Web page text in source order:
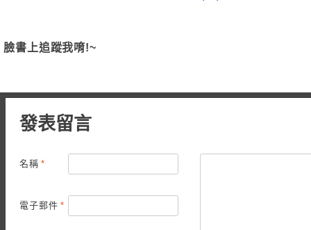
臉書上追蹤我唷!~
發表留言
名稱 *
電子郵件 *